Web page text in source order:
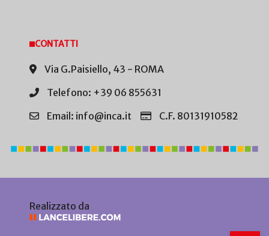
CONTATTI
Via G.Paisiello, 43 - ROMA
Telefono: +39 06 855631
Email: info@inca.it
C.F. 80131910582
Realizzato da